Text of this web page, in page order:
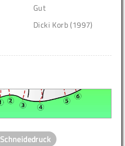
Gut
Dicki Korb (1997)
Schneidedruck